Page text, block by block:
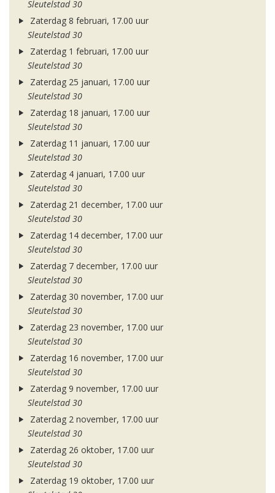
Sleutelstad 30
Zaterdag 8 februari, 17.00 uur
Sleutelstad 30
Zaterdag 1 februari, 17.00 uur
Sleutelstad 30
Zaterdag 25 januari, 17.00 uur
Sleutelstad 30
Zaterdag 18 januari, 17.00 uur
Sleutelstad 30
Zaterdag 11 januari, 17.00 uur
Sleutelstad 30
Zaterdag 4 januari, 17.00 uur
Sleutelstad 30
Zaterdag 21 december, 17.00 uur
Sleutelstad 30
Zaterdag 14 december, 17.00 uur
Sleutelstad 30
Zaterdag 7 december, 17.00 uur
Sleutelstad 30
Zaterdag 30 november, 17.00 uur
Sleutelstad 30
Zaterdag 23 november, 17.00 uur
Sleutelstad 30
Zaterdag 16 november, 17.00 uur
Sleutelstad 30
Zaterdag 9 november, 17.00 uur
Sleutelstad 30
Zaterdag 2 november, 17.00 uur
Sleutelstad 30
Zaterdag 26 oktober, 17.00 uur
Sleutelstad 30
Zaterdag 19 oktober, 17.00 uur